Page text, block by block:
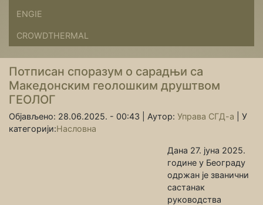
ENGIE
CROWDTHERMAL
Потписан споразум о сарадњи са
Македонским геолошким друштвом
ГЕОЛОГ
Објављено: 28.06.2025. - 00:43 | Аутор: Управа СГД-а
У
категорији:Насловна
Дана 27. јуна 2025.
године у Београду
одржан је званични
састанак
руководства